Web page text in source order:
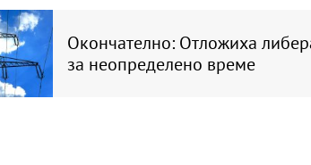
Окончателно: Отложиха
за неопределено време